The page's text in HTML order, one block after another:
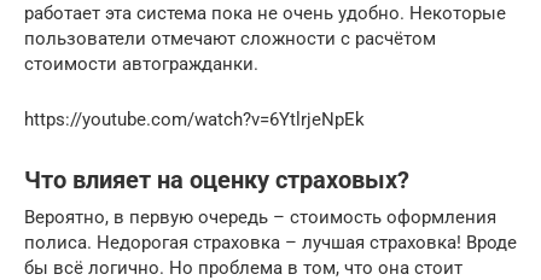
работает эта система пока не очень удобно. Некоторые
пользователи отмечают сложности с расчётом
стоимости автогражданки.
https://youtube.com/watch?v=6YtlrjeNpEk
Что влияет на оценку страховых?
Вероятно, в первую очередь – стоимость оформления
полиса. Недорогая страховка – лучшая страховка! Вроде
бы всё логично. Но проблема в том, что она стоит